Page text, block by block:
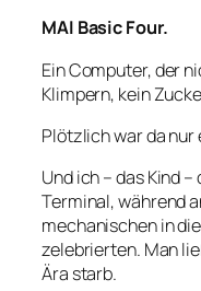
MAI Basic Four.
Ein Computer, der
Klimpern, kein
Plötzlich war da nur
Und ich – das Kind
Terminal, während
mechanischen in
zelebrierten. Man
Ära starb.